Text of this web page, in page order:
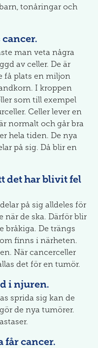
tonåringar och
man veta några
av celler. De är
få plats en miljon
I kroppen
som till exempel
Celler lever en
normalt och går bra
hela tiden. De nya
på sig. Då blir en
det har blivit fel
på sig alldeles för
när de ska. Därför blir
bråkiga. De trängs
finns i närheten.
När cancerceller
det för en tumör.
i njuren.
sprida sig kan de
de nya tumörer.
får cancer.